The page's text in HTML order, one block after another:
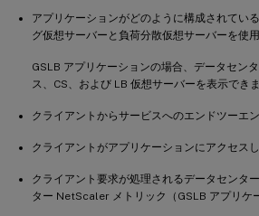
アプリケーションがどのように構成されてい
グ仮想サーバーと負荷分散仮想サーバーを使
GSLB アプリケーションの場合、データセン
ス、CS、および LB 仮想サーバーを表示できま
クライアントからサービスへのエンドツーエ
クライアントがアプリケーションにアクセス
クライアント要求が処理されるデータセンタ
ター NetScaler メトリック（GSLB アプリケ